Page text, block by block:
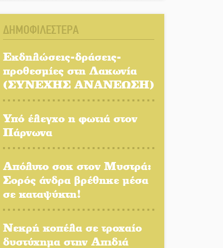
Αυθεντικό γλέντι με «Γιορτή
Βραστού» στη Σοχά
Το τελεφερίκ της
Μονεμβασιάς στο τραπέζι
δίνουν ραντεβού στην
Η Σοχά ετοιμάζεται για ένα
δυναμικό καλοκαιρινό party
Διακοπή μαθημάτων στο
Ματάλειο Κολυμβητήριο την
ΔΗΜΟΦΙΛΕΣΤΕΡΑ
Εκδηλώσεις-δράσεις-
προθεσμίες στη Λακωνία
(ΣΥΝΕΧΗΣ ΑΝΑΝΕΩΣΗ)
Υπό έλεγχο η φωτιά στον
Πάρνωνα
Απόλυτο σοκ στον Μυστρά:
Σορός άνδρα βρέθηκε μέσα
σε καταψύκτη!
Νεκρή κοπέλα σε τροχαίο
δυστύχημα στην Απιδιά